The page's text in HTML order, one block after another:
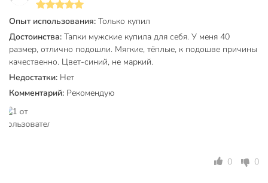
Вид задника
с открытой пяткой
Материал стельки
Артикул производителя
Габариты упаковки
Опыт использования: Только купил
Достоинства: Тапки мужские купила для себя. У меня 40
размер, отлично подошли. Мягкие, тёплые, к подошве причины
качественно. Цвет-синий, не маркий.
Недостатки: Нет
Комментарий: Рекомендую
0 0